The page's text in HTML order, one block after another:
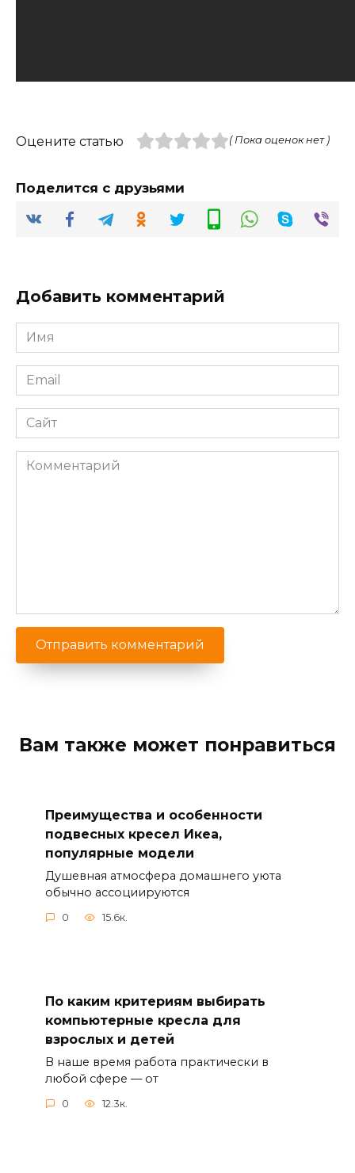
Оцените статью ( Пока оценок нет )
Поделится с друзьями
Добавить комментарий
Имя
*
Email
*
Сайт
Комментарий
Вам также может понравиться
Преимущества и особенности
подвесных кресел Икеа,
популярные модели
Душевная атмосфера домашнего уюта
обычно ассоциируются
0 15.6к.
По каким критериям выбирать
компьютерные кресла для
взрослых и детей
В наше время работа практически в
любой сфере — от
0 12.3к.